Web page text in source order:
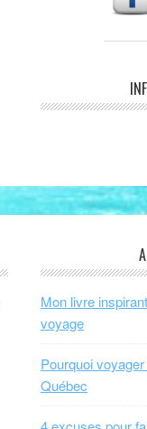
Mon livre
voyage
Pourquoi
Québec